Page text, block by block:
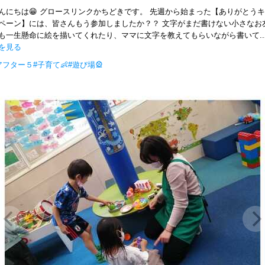
にちは😁 グロースリンクかちどきです。 先週から始まった【ありがとう
ーン】には、皆さんもう参加しましたか？？ 文字がまだ書けない小さなお
一生懸命に絵を描いてくれたり、ママに文字を教えてもらいながら書いて...
見る
フター５#子育て👶#遊び場🎡